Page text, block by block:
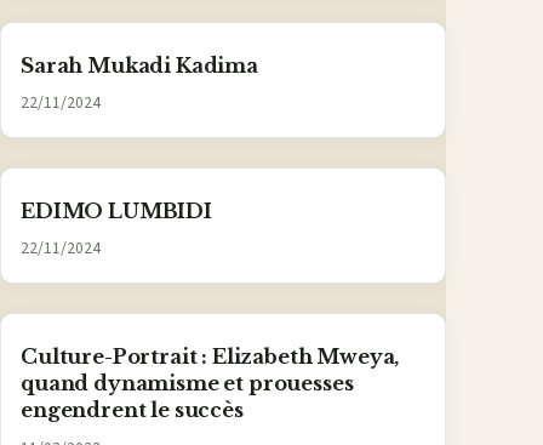
Sarah Mukadi Kadima
22/11/2024
EDIMO LUMBIDI
22/11/2024
Culture-Portrait : Elizabeth Mweya,
quand dynamisme et prouesses
engendrent le succès